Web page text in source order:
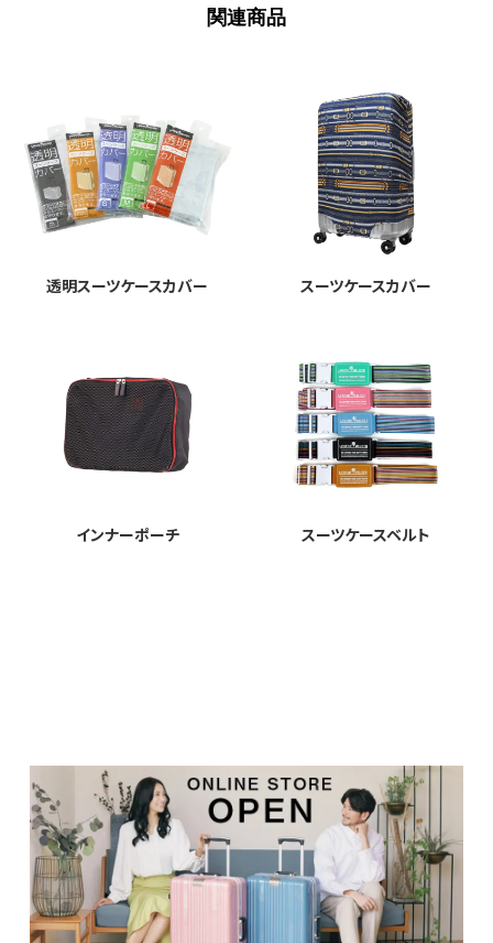
関連商品
透明スーツケースカバー スーツケースカバー
インナーポーチ スーツケースベルト